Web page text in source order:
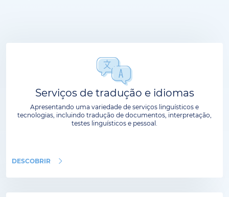
Serviços de tradução e idiomas
Apresentando uma variedade de serviços linguísticos e
tecnologias, incluindo tradução de documentos, interpretação,
testes linguísticos e pessoal.
DESCOBRIR